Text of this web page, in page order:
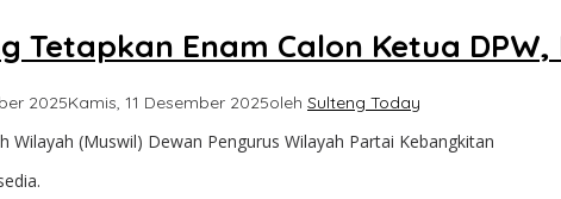
Tetapkan Enam Calon Ketua
2025Kamis, 11 Desember 2025oleh Sulteng Today
Wilayah (Muswil) Dewan Pengurus Wilayah Partai Kebangkitan